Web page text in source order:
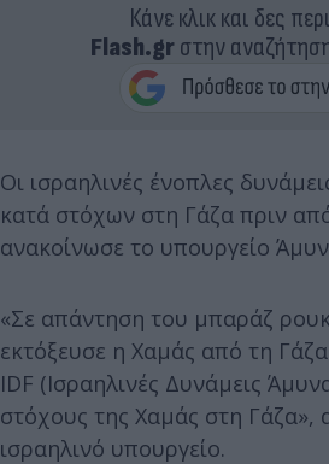
Κάνε κλικ και δες
Flash.grστην
Οι ισραηλινές ένοπλες
κατά στόχων στη Γάζα πριν
ανακοίνωσε το υπουργείο
«Σε απάντηση του μπαράζ
εκτόξευσε η Χαμάς από τη
IDF (Ισραηλινές Δυνάμεις
στόχους της Χαμάς στη Γάζα»,
ισραηλινό υπουργείο.